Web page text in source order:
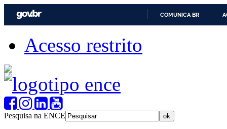
COMUNICA BR
Acesso restrito
Pesquisa na ENCE